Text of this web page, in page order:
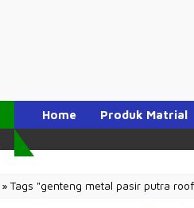
Home Produk Matrial
»Tags "genteng metal pasir putra